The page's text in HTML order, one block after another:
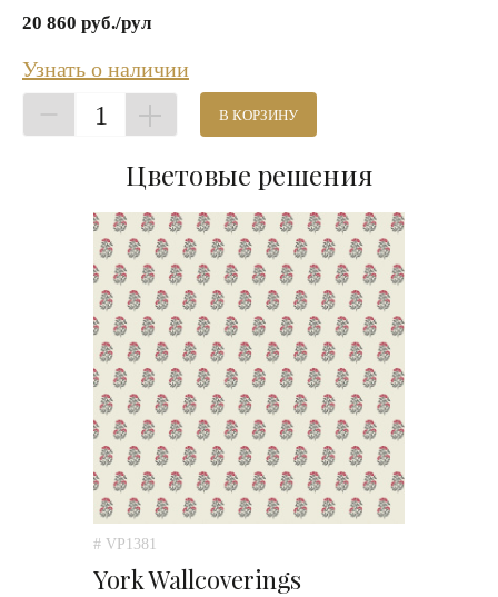
20 860 руб./рул
Узнать о наличии
1 В КОРЗИНУ
Цветовые решения
# VP1381
York Wallcoverings